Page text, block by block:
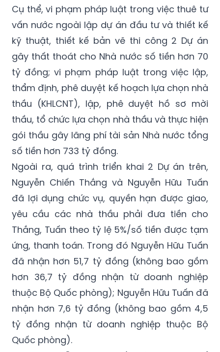
Cụ thể, vi phạm pháp luật trong việc thuê tư
vấn nước ngoài lập dự án đầu tư và thiết kế
kỹ thuật, thiết kế bản vẽ thi công 2 Dự án
gây thất thoát cho Nhà nước số tiền hơn 70
tỷ đồng; vi phạm pháp luật trong việc lập,
thẩm định, phê duyệt kế hoạch lựa chọn nhà
thầu (KHLCNT), lập, phê duyệt hồ sơ mời
thầu, tổ chức lựa chọn nhà thầu và thực hiện
gói thầu gây lãng phí tài sản Nhà nước tổng
số tiền hơn 733 tỷ đồng.
Ngoài ra, quá trình triển khai 2 Dự án trên,
Nguyễn Chiến Thắng và Nguyễn Hữu Tuấn
đã lợi dụng chức vụ, quyền hạn được giao,
yêu cầu các nhà thầu phải đưa tiền cho
Thắng, Tuấn theo tỷ lệ 5%/số tiền được tạm
ứng, thanh toán. Trong đó Nguyễn Hữu Tuấn
đã nhận hơn 51,7 tỷ đồng (không bao gồm
hơn 36,7 tỷ đồng nhận từ doanh nghiệp
thuộc Bộ Quốc phòng); Nguyễn Hữu Tuấn đã
nhận hơn 7,6 tỷ đồng (không bao gồm 4,5
tỷ đồng nhận từ doanh nghiệp thuộc Bộ
Quốc phòng).